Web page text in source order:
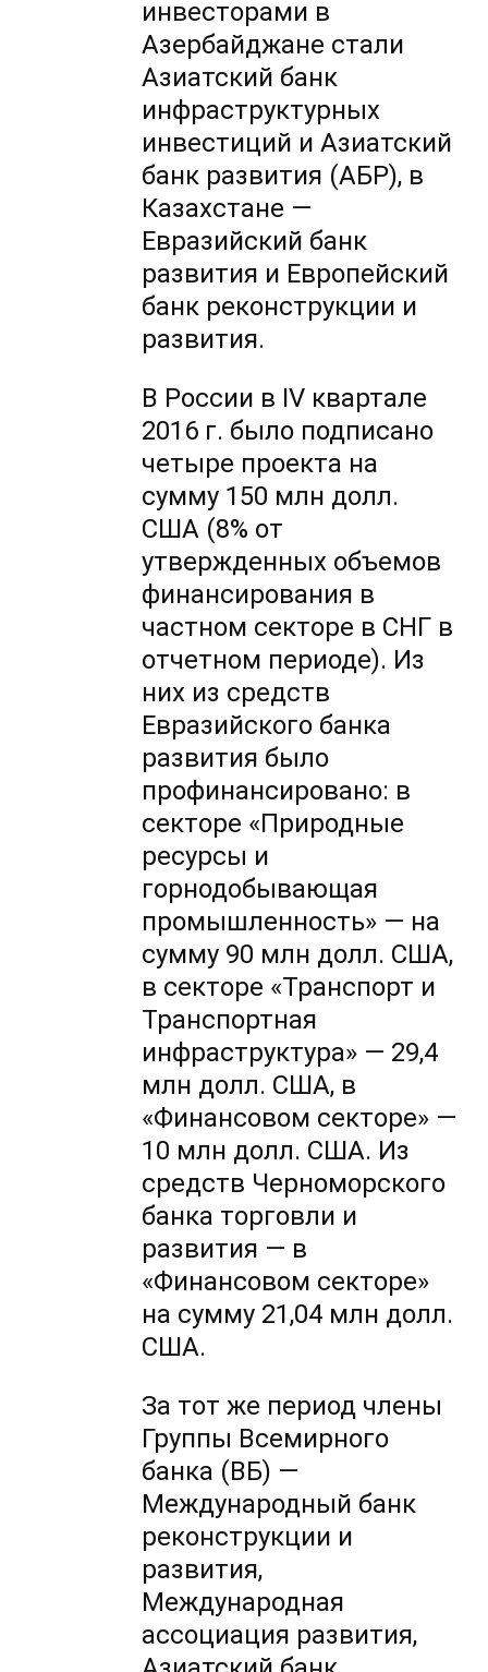
инвесторами в
Азербайджане стали
Азиатский банк
инфраструктурных
инвестиций и Азиатский
банк развития (АБР), в
Казахстане —
Евразийский банк
развития и Европейский
банк реконструкции и
развития.
В России в IV квартале
2016 г. было подписано
четыре проекта на
сумму 150 млн долл.
США (8% от
утвержденных объемов
финансирования в
частном секторе в СНГ в
отчетном периоде). Из
них из средств
Евразийского банка
развития было
профинансировано: в
секторе «Природные
ресурсы и
горнодобывающая
промышленность» — на
сумму 90 млн долл. США,
в секторе «Транспорт и
Транспортная
инфраструктура» — 29,4
млн долл. США, в
«Финансовом секторе» —
10 млн долл. США. Из
средств Черноморского
банка торговли и
развития — в
«Финансовом секторе»
на сумму 21,04 млн долл.
США.
За тот же период члены
Группы Всемирного
банка (ВБ) —
Международный банк
реконструкции и
развития,
Международная
ассоциация развития,